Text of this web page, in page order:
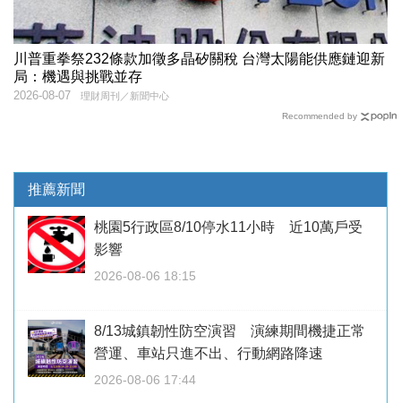
川普重拳祭232條款加徵多晶矽關稅 台灣太陽能供應鏈迎新
局：機遇與挑戰並存
理財周刊／新聞中心
2026-08-07
Recommended by
推薦新聞
桃園5行政區8/10停水11小時 近10萬戶受
影響
2026-08-06 18:15
8/13城鎮韌性防空演習 演練期間機捷正常
營運、車站只進不出、行動網路降速
2026-08-06 17:44